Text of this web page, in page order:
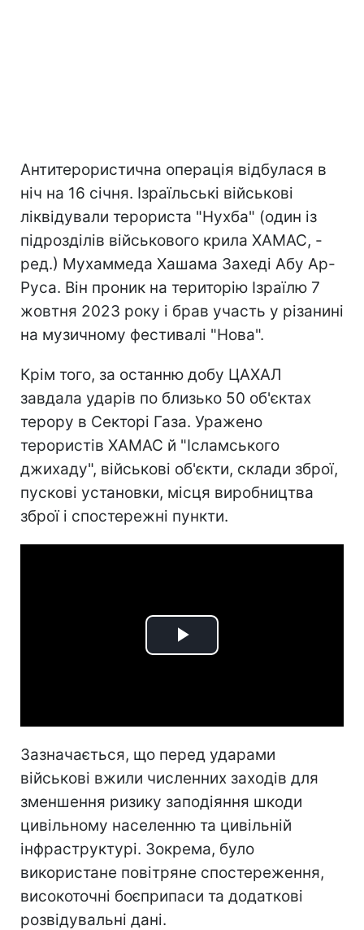
Антитерористична операція відбулася в
ніч на 16 січня. Ізраїльські військові
ліквідували терориста "Нухба" (один із
підрозділів військового крила ХАМАС, -
ред.) Мухаммеда Хашама Захеді Абу Ар-
Руса. Він проник на територію Ізраїлю 7
жовтня 2023 року і брав участь у різанині
на музичному фестивалі "Нова".
Крім того, за останню добу ЦАХАЛ
завдала ударів по близько 50 об'єктах
терору в Секторі Газа. Уражено
терористів ХАМАС й "Ісламського
джихаду", військові об'єкти, склади зброї,
пускові установки, місця виробництва
зброї і спостережні пункти.
Play
Зазначається, що перед ударами
військові вжили численних заходів для
зменшення ризику заподіяння шкоди
цивільному населенню та цивільній
інфраструктурі. Зокрема, було
використане повітряне спостереження,
високоточні боєприпаси та додаткові
розвідувальні дані.